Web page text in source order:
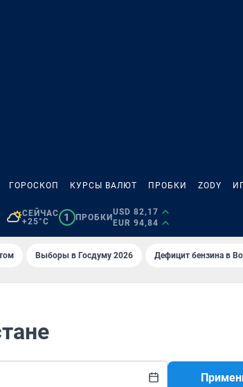
ГОРОСКОП КУРСЫ ВАЛЮТ ПРОБКИ ZODY
СЕЙЧАС
+25°C
1 ПРОБКИ
USD 82,17
EUR 94,84
Выборы в Госдуму 2026 Дефицит бензина в